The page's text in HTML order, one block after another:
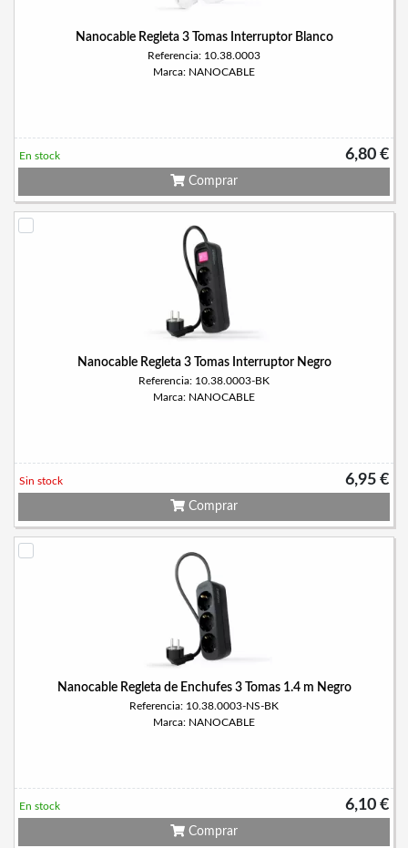
Nanocable Regleta 3 Tomas Interruptor Blanco
Referencia: 10.38.0003
Marca: NANOCABLE
6,80 €
En stock
Comprar
Nanocable Regleta 3 Tomas Interruptor Negro
Referencia: 10.38.0003-BK
Marca: NANOCABLE
6,95 €
Sin stock
Comprar
Nanocable Regleta de Enchufes 3 Tomas 1.4 m Negro
Referencia: 10.38.0003-NS-BK
Marca: NANOCABLE
6,10 €
En stock
Comprar